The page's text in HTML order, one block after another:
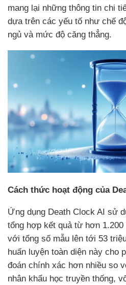
mang lại những thông tin chi
dựa trên các yếu tố như chế
ngủ và mức độ căng thẳng.
Cách thức hoạt động của
Ứng dụng Death Clock AI sử
tổng hợp kết quả từ hơn
với tổng số mẫu lên tới 53
huấn luyện toàn diện này cho
đoán chính xác hơn nhiều so
nhân khẩu học truyền thống,